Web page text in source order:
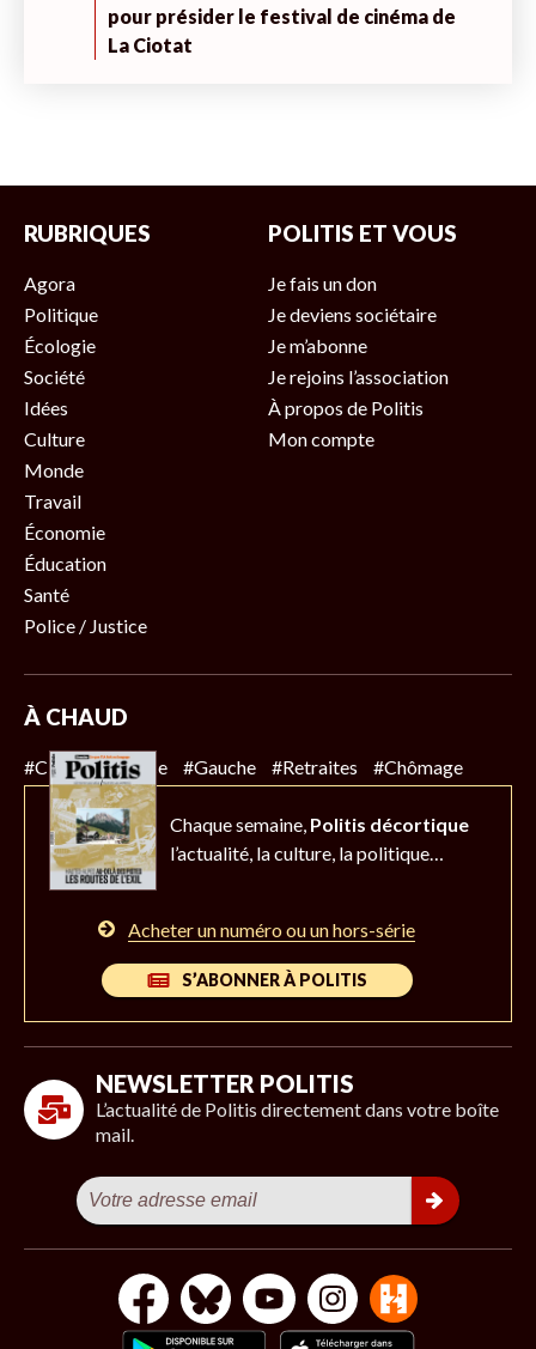
pour présider le festival de cinéma de
La Ciotat
RUBRIQUES
Agora
Politique
Écologie
Société
Idées
Culture
Monde
Travail
Économie
Éducation
Santé
Police / Justice
POLITIS ET VOUS
Je fais un don
Je deviens sociétaire
Je m’abonne
Je rejoins l’association
À propos de Politis
Mon compte
À CHAUD
#Climat #Police #Gauche #Retraites #Chômage
Chaque semaine, Politis décortique
l’actualité, la culture, la politique…
Acheter un numéro ou un hors-série
S’ABONNER À POLITIS
NEWSLETTER POLITIS
L’actualité de Politis directement dans votre boîte
mail.